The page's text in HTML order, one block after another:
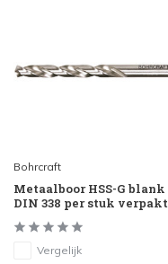
Bohrcraft
Metaalboor HSS-G blank
DIN 338 per stuk verpakt
Vergelijk